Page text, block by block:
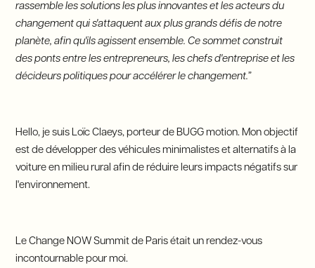
rassemble les solutions les plus innovantes et les acteurs du
changement qui s'attaquent aux plus grands défis de notre
planète, afin qu'ils agissent ensemble. Ce sommet construit
des ponts entre les entrepreneurs, les chefs d'entreprise et les
décideurs politiques pour accélérer le changement.”
Hello, je suis Loïc Claeys, porteur de BUGG motion. Mon objectif
est de développer des véhicules minimalistes et alternatifs à la
voiture en milieu rural afin de réduire leurs impacts négatifs sur
l'environnement.
Le Change NOW Summit de Paris était un rendez-vous
incontournable pour moi.